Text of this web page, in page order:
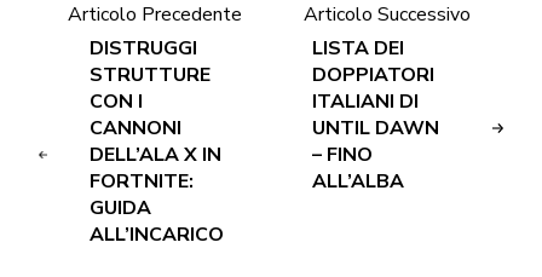
Articolo Precedente
DISTRUGGI
STRUTTURE
CON I
CANNONI
DELL’ALA X IN
FORTNITE:
GUIDA
ALL’INCARICO
Articolo Successivo
LISTA DEI
DOPPIATORI
ITALIANI DI
UNTIL DAWN
– FINO
ALL’ALBA